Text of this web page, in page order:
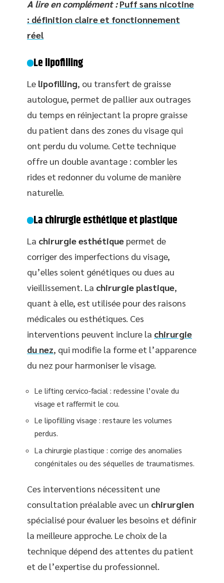
A lire en complément : Puff sans nicotine
: définition claire et fonctionnement
réel
Le lipofilling
Le lipofilling, ou transfert de graisse
autologue, permet de pallier aux outrages
du temps en réinjectant la propre graisse
du patient dans des zones du visage qui
ont perdu du volume. Cette technique
offre un double avantage : combler les
rides et redonner du volume de manière
naturelle.
La chirurgie esthétique et plastique
La chirurgie esthétique permet de
corriger des imperfections du visage,
qu’elles soient génétiques ou dues au
vieillissement. La chirurgie plastique,
quant à elle, est utilisée pour des raisons
médicales ou esthétiques. Ces
interventions peuvent inclure la chirurgie
du nez, qui modifie la forme et l’apparence
du nez pour harmoniser le visage.
Le lifting cervico-facial : redessine l’ovale du
visage et raffermit le cou.
Le lipofilling visage : restaure les volumes
perdus.
La chirurgie plastique : corrige des anomalies
congénitales ou des séquelles de traumatismes.
Ces interventions nécessitent une
consultation préalable avec un chirurgien
spécialisé pour évaluer les besoins et définir
la meilleure approche. Le choix de la
technique dépend des attentes du patient
et de l’expertise du professionnel.